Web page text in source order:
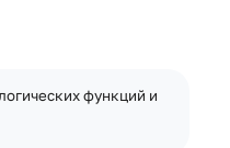
функций и